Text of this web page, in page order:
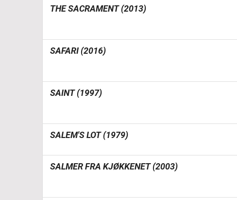
THE SACRAMENT (2013)
SAFARI (2016)
SAINT (1997)
SALEM'S LOT (1979)
SALMER FRA KJØKKENET (2003)